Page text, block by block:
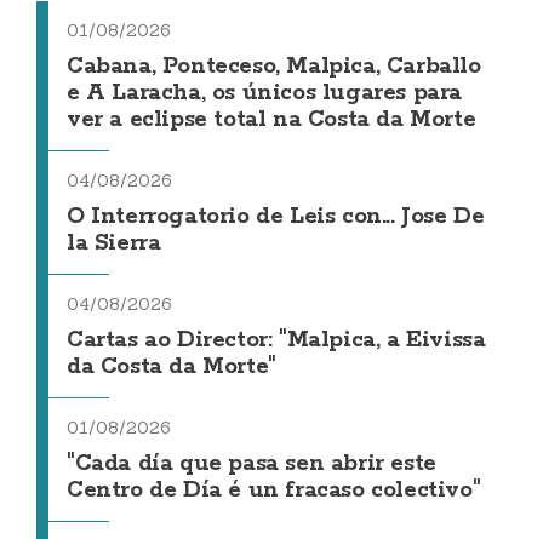
01/08/2026
Cabana, Ponteceso, Malpica, Carballo
e A Laracha, os únicos lugares para
ver a eclipse total na Costa da Morte
04/08/2026
O Interrogatorio de Leis con... Jose De
la Sierra
04/08/2026
Cartas ao Director: "Malpica, a Eivissa
da Costa da Morte"
01/08/2026
"Cada día que pasa sen abrir este
Centro de Día é un fracaso colectivo"